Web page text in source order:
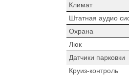
Климат
Штатная аудио
Охрана
Люк
Датчики парковки
Круиз-контроль